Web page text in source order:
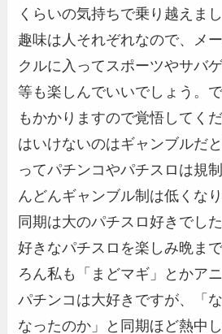
くらいの気持ちで乗り越えま
趣味は人それぞれなので、メ
クルに入ってスポーツやサバ
等も楽しんでいいでしょう。
もかかりますので覚悟してく
はいけないのはギャンブルだ
ってパチンコやパチスロは規
んどんギャンブル制は低くな
同期は大のパチスロ好きでし
好きなパチスロを楽しみ晩ま
ろん私も「まどマギ」とかア
パチンコは大好きですが、「
なったのか」と同期ほど熱中